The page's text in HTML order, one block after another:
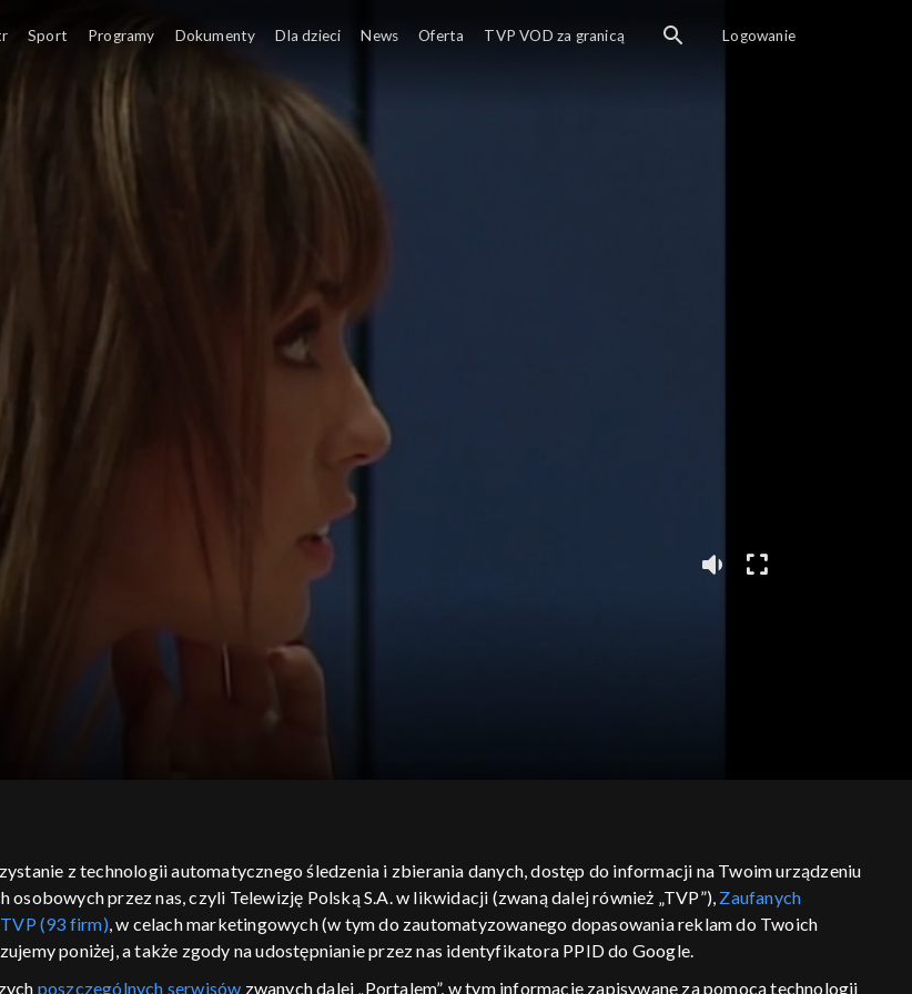
Sport Programy Dokumenty Dla dzieci News Oferta TVP VOD za granicą Logowanie
z technologii automatycznego śledzenia i zbierania danych, dostęp do informacji na Twoim urządzeniu
przez nas, czyli Telewizję Polską S.A. w likwidacji (zwaną dalej również „TVP”), Zaufanych
(93 firm), w celach marketingowych (w tym do zautomatyzowanego dopasowania reklam do Twoich
poniżej, a także zgody na udostępnianie przez nas identyfikatora PPID do Google.
poszczególnych serwisów zwanych dalej „Portalem”, w tym informacje zapisywane za pomocą technologii